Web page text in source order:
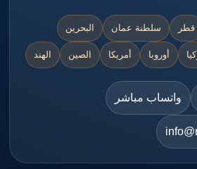
قطر سلطنة عمان البحرين
أوروبا أمريكا الصين الهند
واتساب مباشر